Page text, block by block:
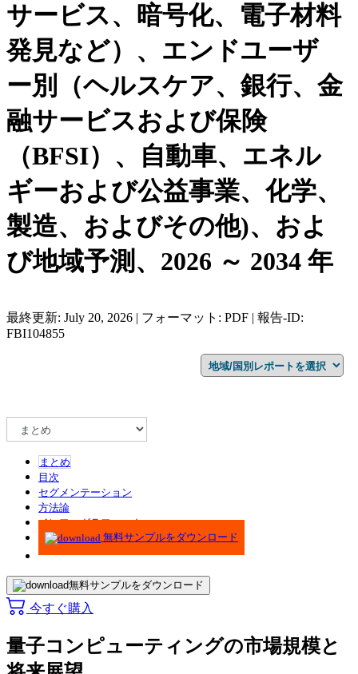
サービス、暗号化、電子材料
発見など）、エンドユーザ
ー別（ヘルスケア、銀行、金
融サービスおよび保険
（BFSI）、自動車、エネル
ギーおよび公益事業、化学、
製造、およびその他)、およ
び地域予測、2026 ～ 2034 年
最終更新: July 20, 2026 | フォーマット: PDF | 報告-ID:
FBI104855
まとめ
目次
セグメンテーション
方法論
インフォグラフィック
無料サンプルをダウンロード
無料サンプルをダウンロード
今すぐ購入
量子コンピューティングの市場規模と